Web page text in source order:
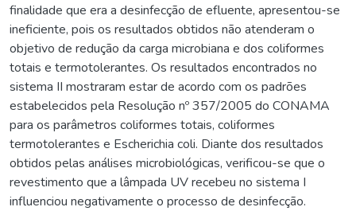
finalidade que era a desinfecção de efluente, apresentou-se
ineficiente, pois os resultados obtidos não atenderam o
objetivo de redução da carga microbiana e dos coliformes
totais e termotolerantes. Os resultados encontrados no
sistema II mostraram estar de acordo com os padrões
estabelecidos pela Resolução nº 357/2005 do CONAMA
para os parâmetros coliformes totais, coliformes
termotolerantes e Escherichia coli. Diante dos resultados
obtidos pelas análises microbiológicas, verificou-se que o
revestimento que a lâmpada UV recebeu no sistema I
influenciou negativamente o processo de desinfecção.